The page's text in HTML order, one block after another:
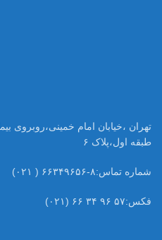
طبقه اول،پلاک ۶
شماره تماس:۸-۶۶۳۴۹۶۵۶ ( ۰۲۱)
فکس:۵۷ ۹۶ ۳۴ ۶۶ (۰۲۱)